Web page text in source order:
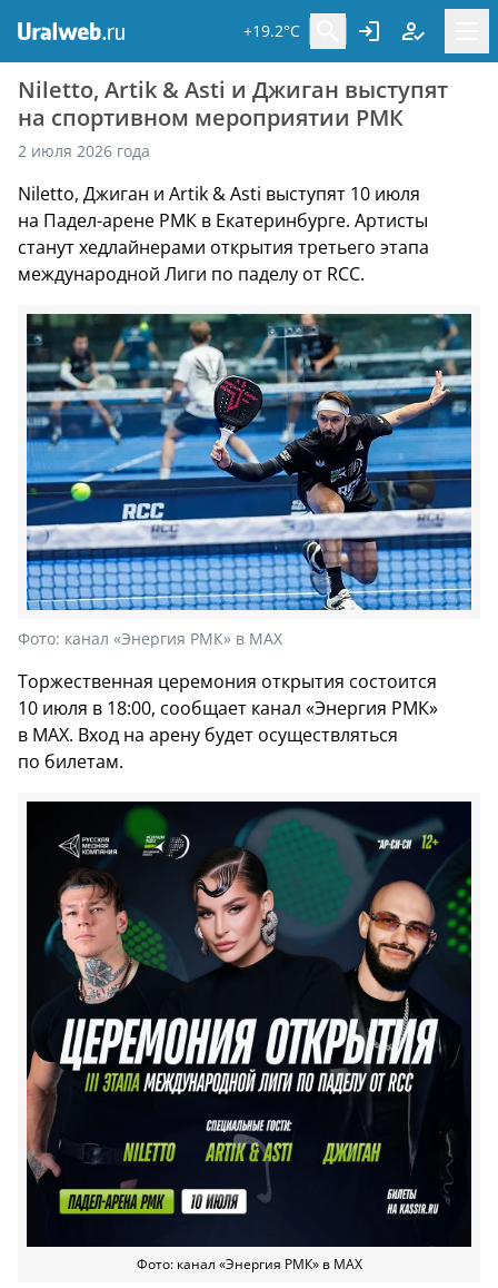
+19.2°C
Niletto, Artik & Asti и Джиган выступят
на спортивном мероприятии РМК
2 июля 2026 года
Niletto, Джиган и Artik & Asti выступят 10 июля
на Падел-арене РМК в Екатеринбурге. Артисты
станут хедлайнерами открытия третьего этапа
международной Лиги по паделу от RCC.
Фото: канал «Энергия РМК» в МАХ
Торжественная церемония открытия состоится
10 июля в 18:00, сообщает канал «Энергия РМК»
в МАХ. Вход на арену будет осуществляться
по билетам.
Фото: канал «Энергия РМК» в МАХ